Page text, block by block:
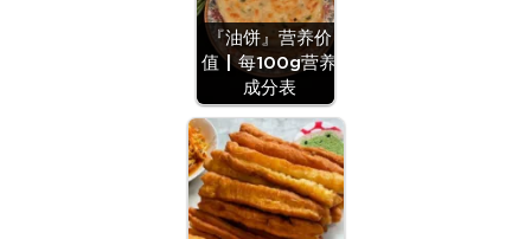
『油饼』营养价
值 | 每100g营养
成分表